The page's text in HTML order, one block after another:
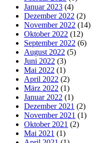
Januar 2023 (4)
Dezember 2022 (2)
November 2022 (14)
Oktober 2022 (12)
September 2022 (6)
August 2022 (5)
Juni 2022 (3)
Mai 2022 (1)
April 2022 (2)
März 2022 (1)
Januar 2022 (1)
Dezember 2021 (2)
November 2021 (1)
Oktober 2021 (2)
Mai 2021 (1)